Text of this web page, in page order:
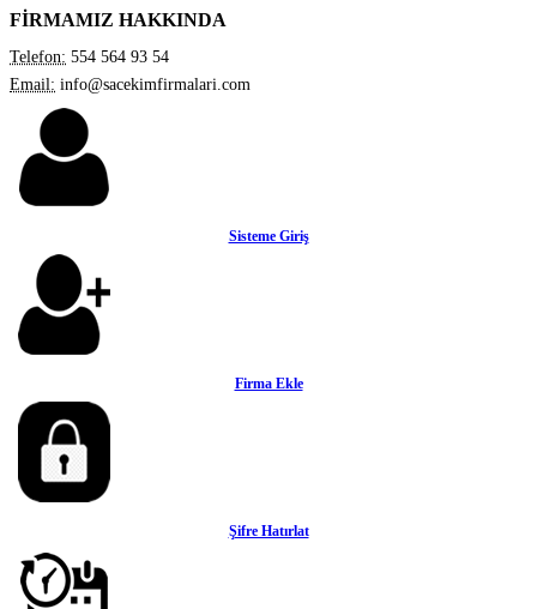
FİRMAMIZ HAKKINDA
Telefon: 554 564 93 54
Email: info@sacekimfirmalari.com
Sisteme Giriş
Firma Ekle
Şifre Hatırlat